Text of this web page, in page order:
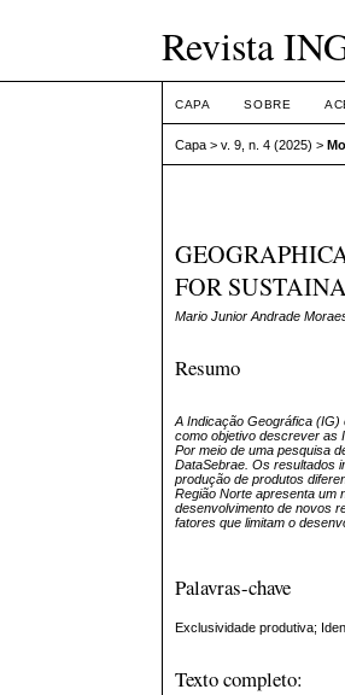
Revista
CAPA SOBRE
Capa >v. 9, n. 4 (2025) >
FOR
Mario Junior Andrade
Resumo
A Indicação Geográfica (IG)
como objetivo descrever as
Por meio de uma pesquisa
DataSebrae. Os resultados
produção de produtos
Região Norte apresenta um
desenvolvimento de novos
fatores que limitam o
Palavras-chave
Exclusividade produtiva;
Texto completo: